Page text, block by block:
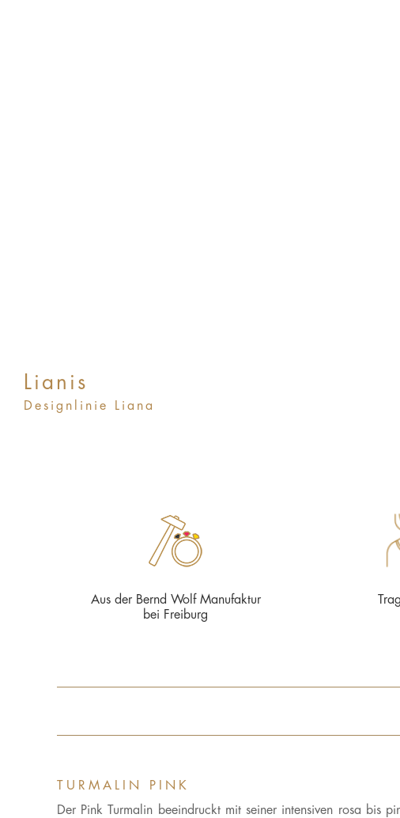
Lianis
Designlinie Liana
Aus der Bernd Wolf Manufaktur
bei Freiburg
TURMALIN PINK
Der Pink Turmalin beeindruckt mit seiner intensiven rosa bis